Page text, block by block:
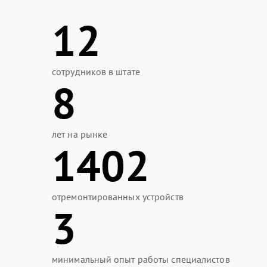
12
сотрудников в штате
8
лет на рынке
1402
отремонтированных устройств
3
минимальный опыт работы специалистов